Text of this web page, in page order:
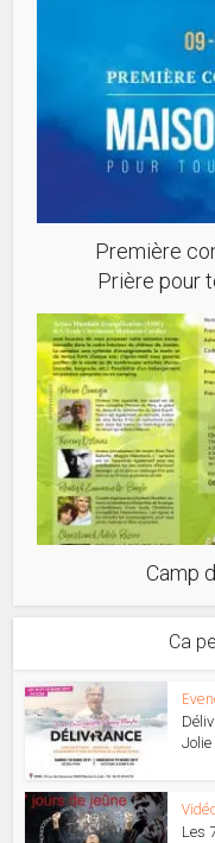
Première
Prière pour
Camp
Ca
Jolie
Les